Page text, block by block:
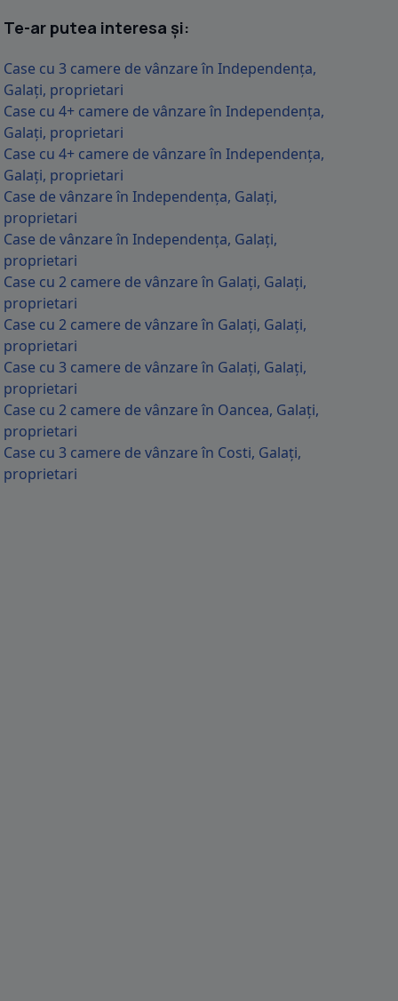
Te-ar putea interesa și:
Case cu 3 camere de vânzare în Independența,
Galați, proprietari
Case cu 4+ camere de vânzare în Independența,
Galați, proprietari
Case cu 4+ camere de vânzare în Independența,
Galați, proprietari
Case de vânzare în Independența, Galați,
proprietari
Case de vânzare în Independența, Galați,
proprietari
Case cu 2 camere de vânzare în Galați, Galați,
proprietari
Case cu 2 camere de vânzare în Galați, Galați,
proprietari
Case cu 3 camere de vânzare în Galați, Galați,
proprietari
Case cu 2 camere de vânzare în Oancea, Galați,
proprietari
Case cu 3 camere de vânzare în Costi, Galați,
proprietari